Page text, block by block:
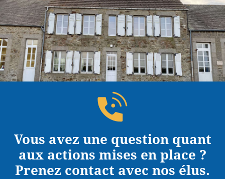
Vous avez une question quant
aux actions mises en place ?
Prenez contact avec nos élus.